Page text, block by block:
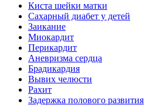
Киста шейки матки
Сахарный диабет у детей
Заикание
Миокардит
Перикардит
Аневризма сердца
Брадикардия
Вывих челюсти
Рахит
Задержка полового развития